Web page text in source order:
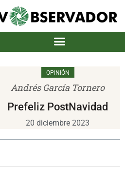
OPINIÓN
Andrés García Tornero
Prefeliz PostNavidad
20 diciembre 2023